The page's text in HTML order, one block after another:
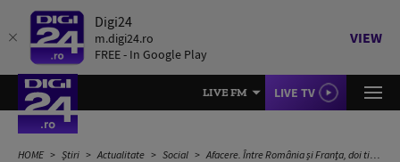
Digi24
m.digi24.ro
FREE - In Google Play
VIEW
LIVE FM LIVE TV
HOME Știri Actualitate Social Afacere. Între România şi Franţa, doi tineri au ales... dulceaţa de Saschiz